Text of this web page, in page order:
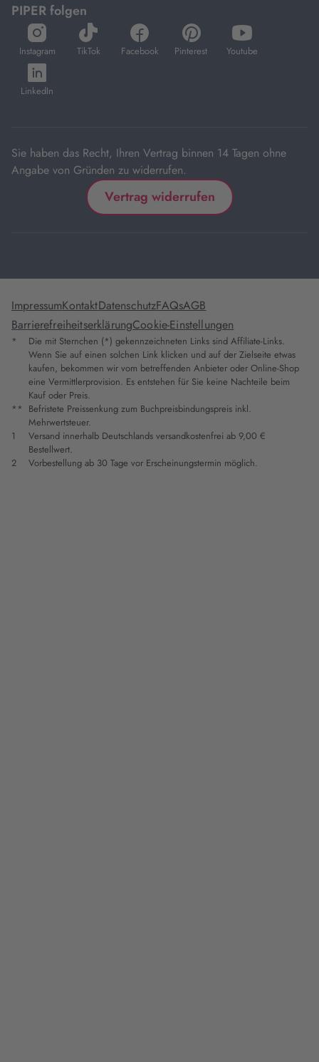
PIPER folgen
Instagram
öffnet
in
neuem
Tab
TikTok
öffnet
in
Facebook
öffnet
in
Pinterest
öffnet
in
Youtube
öffnet
in
LinkedIn
öffnet
in
Sie haben das Recht, Ihren Vertrag binnen 14 Tagen ohne
Angabe von Gründen zu widerrufen.
Vertrag widerrufen
ImpressumKontaktDatenschutzFAQsAGB
BarrierefreiheitserklärungCookie-Einstellungen
*
Die mit Sternchen (*) gekennzeichneten Links sind Affiliate-Links.
Wenn Sie auf einen solchen Link klicken und auf der Zielseite etwas
kaufen, bekommen wir vom betreffenden Anbieter oder Online-Shop
eine Vermittlerprovision. Es entstehen für Sie keine Nachteile beim
Kauf oder Preis.
** Befristete Preissenkung zum Buchpreisbindungspreis inkl.
Mehrwertsteuer.
1
Versand innerhalb Deutschlands versandkostenfrei ab 9,00 €
Bestellwert.
2
Vorbestellung ab 30 Tage vor Erscheinungstermin möglich.